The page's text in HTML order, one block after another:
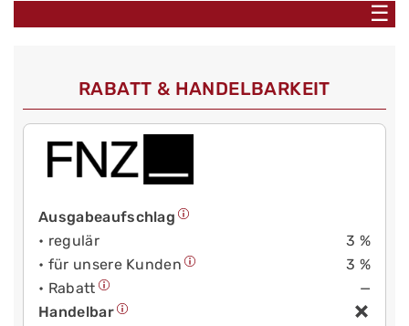
☰
RABATT & HANDELBARKEIT
Ausgabeaufschlag
• regulär
3 %
• für unsere Kunden
3 %
• Rabatt
—
Handelbar